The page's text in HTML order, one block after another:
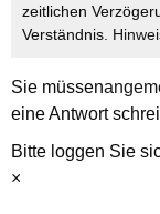
zeitlichen
Verständnis.
Sie müssen
eine Antwort
Bitte loggen Sie
×